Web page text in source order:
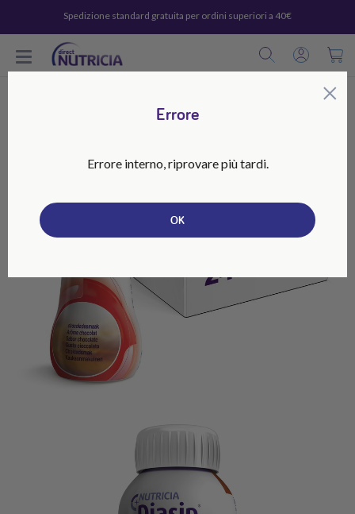
×
Errore
Errore interno, riprovare più tardi.
OK
Spedizione standard gratuita per ordini superiori a 40€